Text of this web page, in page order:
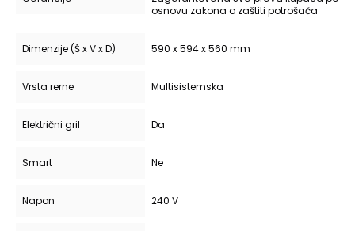
osnovu zakona o zaštiti potrošača
Dimenzije (Š x V x D) 590 x 594 x 560 mm
Vrsta rerne Multisistemska
Električni gril Da
Smart Ne
Napon 240 V